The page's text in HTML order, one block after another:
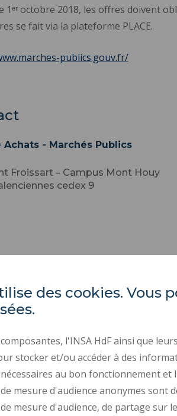
1ᵉʳ octobre 2018, les offres doivent
se fait via la plateforme PLACE.
publics.gouv.fr/
Achats - Marchés Publics
Froissart – Campus Mont Houy
cedex 9
INSA
59313
Tél. : 03
des cookies. Vous
composantes, l'INSA HdF ainsi que
stocker et/ou accéder à des
nécessaires au bon fonctionnement
mesure d'audience anonymes sont
mesure d'audience, de partage sur